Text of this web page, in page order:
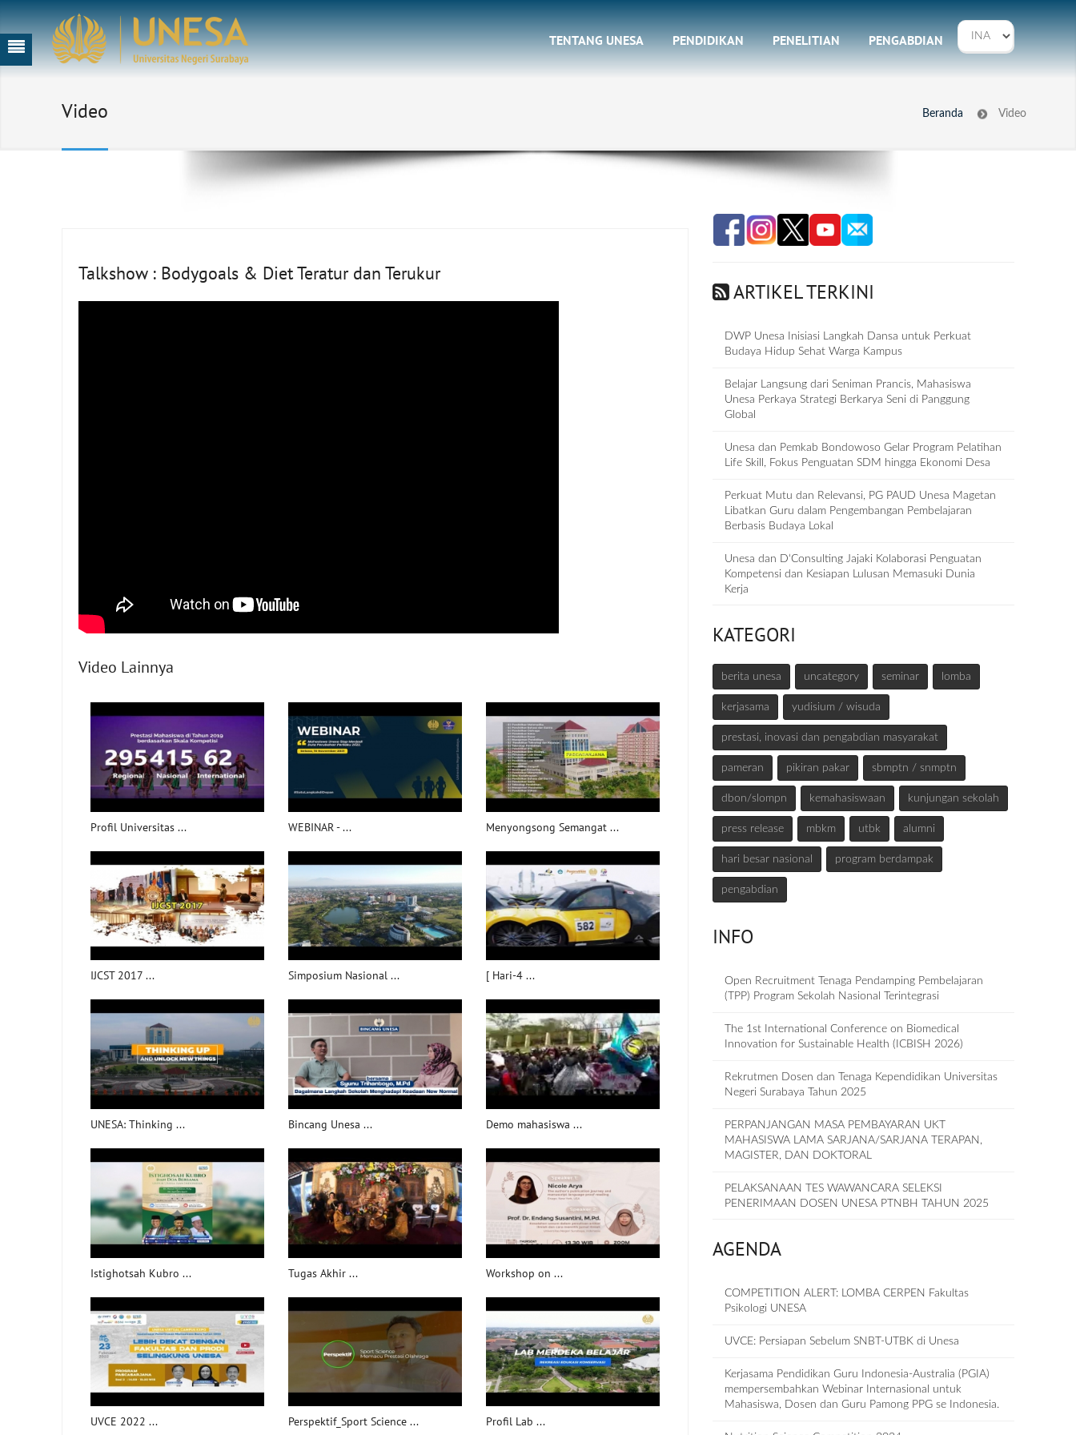
TENTANG UNESA PENDIDIKAN PENELITIAN PENGABDIAN
Video Beranda Video
Talkshow : Bodygoals & Diet Teratur dan Terukur
Video Lainnya
Profil Universitas ... WEBINAR - ... Menyongsong Semangat ...
IJCST 2017 ... Simposium Nasional ... [ Hari-4 ...
UNESA: Thinking ... Bincang Unesa ... Demo mahasiswa ...
Istighotsah Kubro ... Tugas Akhir ... Workshop on ...
UVCE 2022 ... Perspektif_Sport Science ... Profil Lab ...
ARTIKEL TERKINI
DWP Unesa Inisiasi Langkah Dansa untuk Perkuat
Budaya Hidup Sehat Warga Kampus
Belajar Langsung dari Seniman Prancis, Mahasiswa
Unesa Perkaya Strategi Berkarya Seni di Panggung
Global
Unesa dan Pemkab Bondowoso Gelar Program Pelatihan
Life Skill, Fokus Penguatan SDM hingga Ekonomi Desa
Perkuat Mutu dan Relevansi, PG PAUD Unesa Magetan
Libatkan Guru dalam Pengembangan Pembelajaran
Berbasis Budaya Lokal
Unesa dan D‘Consulting Jajaki Kolaborasi Penguatan
Kompetensi dan Kesiapan Lulusan Memasuki Dunia
Kerja
KATEGORI
berita unesa uncategory seminar lomba
kerjasama yudisium / wisuda
prestasi, inovasi dan pengabdian masyarakat
pameran pikiran pakar sbmptn / snmptn
dbon/slompn kemahasiswaan kunjungan sekolah
press release mbkm utbk alumni
hari besar nasional program berdampak
pengabdian
INFO
Open Recruitment Tenaga Pendamping Pembelajaran
(TPP) Program Sekolah Nasional Terintegrasi
The 1st International Conference on Biomedical
Innovation for Sustainable Health (ICBISH 2026)
Rekrutmen Dosen dan Tenaga Kependidikan Universitas
Negeri Surabaya Tahun 2025
PERPANJANGAN MASA PEMBAYARAN UKT
MAHASISWA LAMA SARJANA/SARJANA TERAPAN,
MAGISTER, DAN DOKTORAL
PELAKSANAAN TES WAWANCARA SELEKSI
PENERIMAAN DOSEN UNESA PTNBH TAHUN 2025
AGENDA
COMPETITION ALERT: LOMBA CERPEN Fakultas
Psikologi UNESA
UVCE: Persiapan Sebelum SNBT-UTBK di Unesa
Kerjasama Pendidikan Guru Indonesia-Australia (PGIA)
mempersembahkan Webinar Internasional untuk
Mahasiswa, Dosen dan Guru Pamong PPG se Indonesia.